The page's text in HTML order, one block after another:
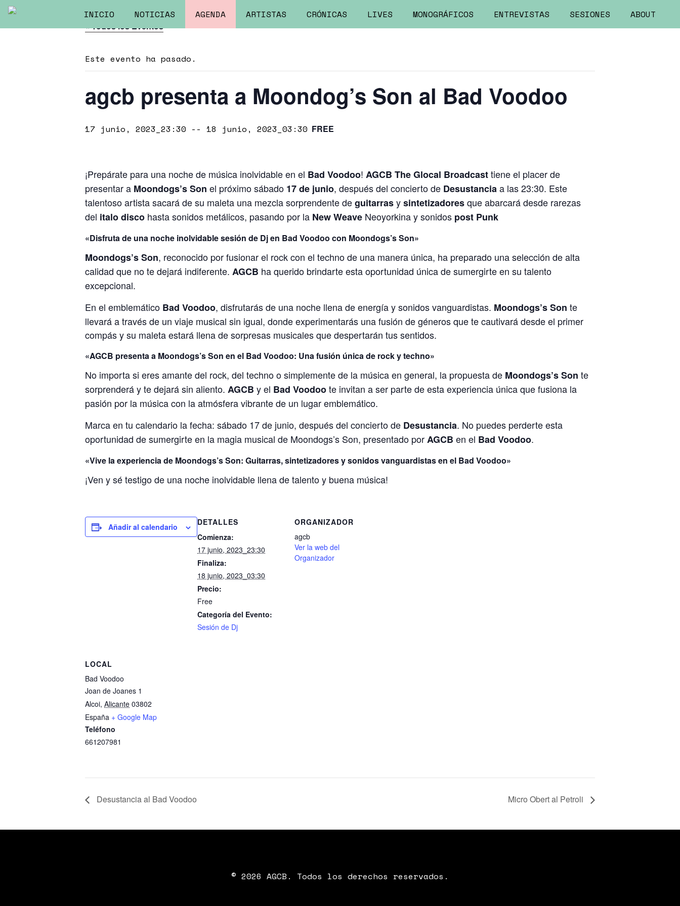
INICIO NOTICIAS AGENDA ARTISTAS CRÓNICAS LIVES MONOGRÁFICOS ENTREVISTAS SESIONES ABOUT
« Todos los Eventos
Este evento ha pasado.
agcb presenta a Moondog’s Son al Bad Voodoo
17 junio, 2023_23:30 -- 18 junio, 2023_03:30 FREE
¡Prepárate para una noche de música inolvidable en el Bad Voodoo! AGCB The Glocal Broadcasttiene el placer de
presentar a Moondogs’s Son el próximo sábado 17 de junio, después del concierto de Desustanciaa las 23:30. Este
talentoso artista sacará de su maleta una mezcla sorprendente deguitarrasysintetizadoresque abarcará desde rarezas
del italo disco hasta sonidos metálicos, pasando por la New Weave Neoyorkina y sonidos post Punk
«Disfruta de una noche inolvidable sesión de Dj en Bad Voodoo con Moondogs’s Son»
Moondogs’s Son, reconocido por fusionar el rock con el techno de una manera única, ha preparado una selección de alta
calidad que no te dejará indiferente. AGCB ha querido brindarte esta oportunidad única de sumergirte en su talento
excepcional.
En el emblemático Bad Voodoo, disfrutarás de una noche llena de energía y sonidos vanguardistas. Moondogs’s Son te
llevará a través de un viaje musical sin igual, donde experimentarás una fusión de géneros que te cautivará desde el primer
compás y su maleta estará llena de sorpresas musicales que despertarán tus sentidos.
«AGCB presenta a Moondogs’s Son en el Bad Voodoo: Una fusión única de rock y techno»
No importa si eres amante del rock, del techno o simplemente de la música en general, la propuesta de Moondogs’s Son te
sorprenderá y te dejará sin aliento. AGCB y el Bad Voodoote invitan a ser parte de esta experiencia única que fusiona la
pasión por la música con la atmósfera vibrante de un lugar emblemático.
Marca en tu calendario la fecha: sábado 17 de junio, después del concierto de Desustancia. No puedes perderte esta
oportunidad de sumergirte en la magia musical de Moondogs’s Son, presentado porAGCB en el Bad Voodoo.
«Vive la experiencia de Moondogs’s Son: Guitarras, sintetizadores y sonidos vanguardistas en el Bad Voodoo»
¡Ven y sé testigo de una noche inolvidable llena de talento y buena música!
Añadir al calendario
DETALLES
Comienza:
17 junio, 2023_23:30
Finaliza:
18 junio, 2023_03:30
Precio:
Free
Categoría del Evento:
Sesión de Dj
ORGANIZADOR
agcb
Ver la web del
Organizador
LOCAL
Bad Voodoo
Joan de Joanes 1
Alcoi, Alicante 03802
España + Google Map
Teléfono
661207981
Desustancia al Bad Voodoo Micro Obert al Petroli
© 2026 AGCB. Todos los derechos reservados.